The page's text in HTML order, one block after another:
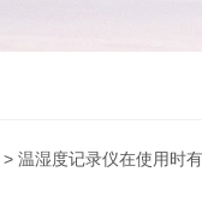
> 温湿度记录仪在使用时